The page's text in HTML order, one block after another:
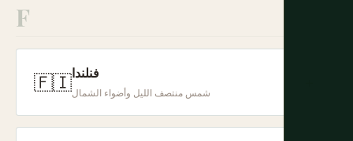
F
🇫🇮فنلندا
شمس منتصف الليل وأضواء الشمال